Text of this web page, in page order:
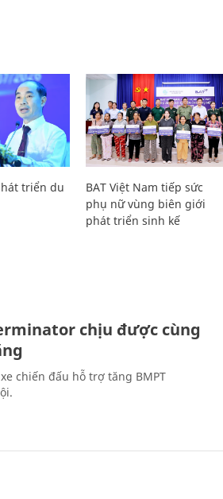
triển du
BAT Việt Nam tiếp sức
phụ nữ vùng biên giới
phát triển sinh kế
chịu được cùng
chiến đấu hỗ trợ tăng BMPT